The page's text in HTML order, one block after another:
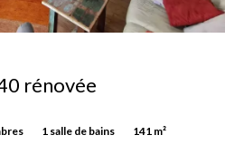
rénovée
1 salle de bains 141 m²